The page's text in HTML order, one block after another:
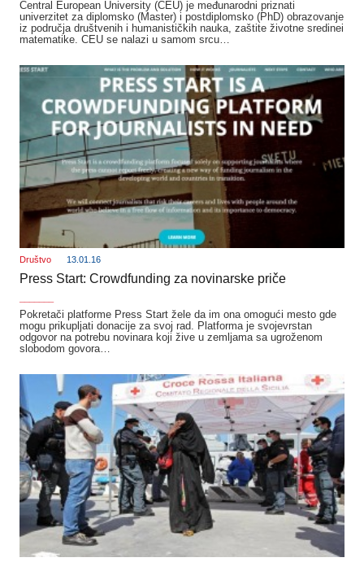
Central European University (CEU) je međunarodni priznati
univerzitet za diplomsko (Master) i postdiplomsko (PhD) obrazovanje
iz područja društvenih i humanističkih nauka, zaštite životne sredinei
matematike. CEU se nalazi u samom srcu…
Društvo 13.01.16
Press Start: Crowdfunding za novinarske priče
Pokretači platforme Press Start žele da im ona omogući mesto gde
mogu prikupljati donacije za svoj rad. Platforma je svojevrstan
odgovor na potrebu novinara koji žive u zemljama sa ugroženom
slobodom govora…